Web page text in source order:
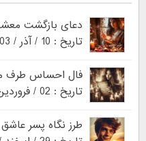
دعای بازگشت
تاریخ : 10 / آذر / 1403
فال احساس طرف
تاریخ : 02 / فروردین / 1403
طرز نگاه پسر